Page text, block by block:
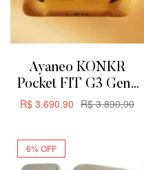
Ayaneo KONKR
Pocket FIT G3 Gen3
8GB + 128GB –
R$3.890,90
R$ 3.690,90
6% OFF